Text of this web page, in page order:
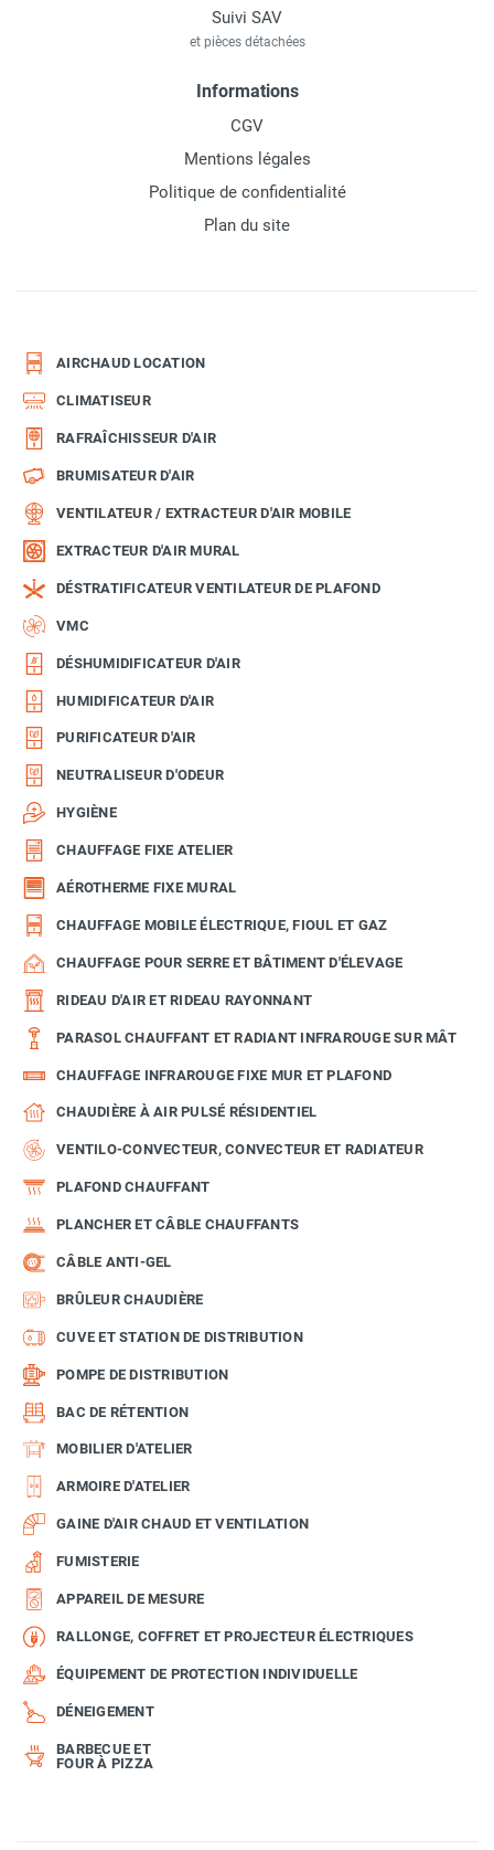
Suivi SAV
et pièces détachées
Informations
CGV
Mentions légales
Politique de confidentialité
Plan du site
AIRCHAUD LOCATION
CLIMATISEUR
RAFRAÎCHISSEUR D'AIR
BRUMISATEUR D'AIR
VENTILATEUR / EXTRACTEUR D'AIR MOBILE
EXTRACTEUR D'AIR MURAL
DÉSTRATIFICATEUR VENTILATEUR DE PLAFOND
VMC
DÉSHUMIDIFICATEUR D'AIR
HUMIDIFICATEUR D'AIR
PURIFICATEUR D'AIR
NEUTRALISEUR D'ODEUR
HYGIÈNE
CHAUFFAGE FIXE ATELIER
AÉROTHERME FIXE MURAL
CHAUFFAGE MOBILE ÉLECTRIQUE, FIOUL ET GAZ
CHAUFFAGE POUR SERRE ET BÂTIMENT D'ÉLEVAGE
RIDEAU D'AIR ET RIDEAU RAYONNANT
PARASOL CHAUFFANT ET RADIANT INFRAROUGE SUR MÂT
CHAUFFAGE INFRAROUGE FIXE MUR ET PLAFOND
CHAUDIÈRE À AIR PULSÉ RÉSIDENTIEL
VENTILO-CONVECTEUR, CONVECTEUR ET RADIATEUR
PLAFOND CHAUFFANT
PLANCHER ET CÂBLE CHAUFFANTS
CÂBLE ANTI-GEL
BRÛLEUR CHAUDIÈRE
CUVE ET STATION DE DISTRIBUTION
POMPE DE DISTRIBUTION
BAC DE RÉTENTION
MOBILIER D'ATELIER
ARMOIRE D'ATELIER
GAINE D'AIR CHAUD ET VENTILATION
FUMISTERIE
APPAREIL DE MESURE
RALLONGE, COFFRET ET PROJECTEUR ÉLECTRIQUES
ÉQUIPEMENT DE PROTECTION INDIVIDUELLE
DÉNEIGEMENT
BARBECUE ET
FOUR À PIZZA